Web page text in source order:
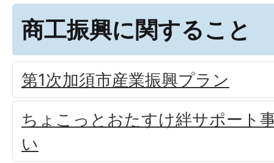
商工振興に関すること
第1次加須市産業振興プラン
ちょこっとおたすけ絆サポート
い